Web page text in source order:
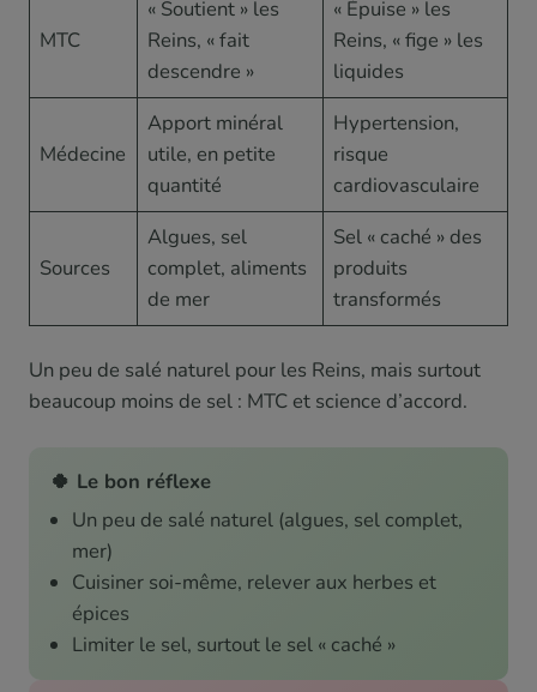
MTC
« Soutient » les
Reins, « fait
descendre »
« Épuise » les
Reins, « fige » les
liquides
Médecine
Apport minéral
utile, en petite
quantité
Hypertension,
risque
cardiovasculaire
Sources
Algues, sel
complet, aliments
de mer
Sel « caché » des
produits
transformés
Un peu de salé naturel pour les Reins, mais surtout
beaucoup moins de sel : MTC et science d’accord.
🍀 Le bon réflexe
Un peu de salé naturel (algues, sel complet,
mer)
Cuisiner soi-même, relever aux herbes et
épices
Limiter le sel, surtout le sel « caché »